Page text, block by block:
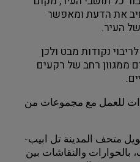
העיר.
متحف المدينة تل ابيب-